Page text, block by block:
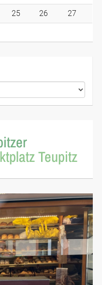
25 26 27
Teupitz